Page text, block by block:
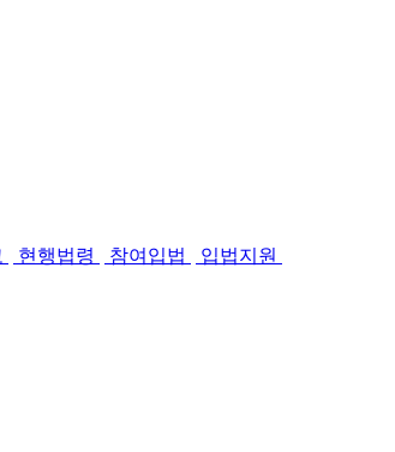
현행법령 참여입법
입법지원